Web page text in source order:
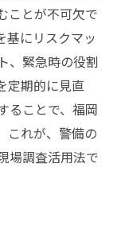
ことが不可欠で
基にリスクマッ
、緊急時の役割
定期的に見直
ることで、福岡
これが、警備の
場調査活用法で